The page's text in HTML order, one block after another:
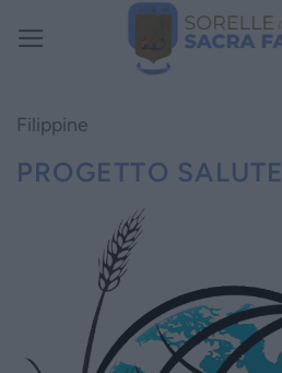
Filippine
PROGETTO SALUTE